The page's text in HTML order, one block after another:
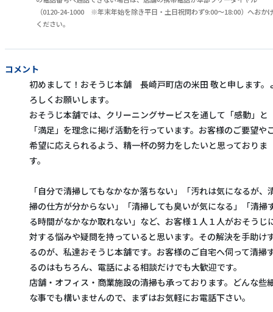
（0120-24-1000 ※年末年始を除き平日・土日祝問わず9:00～18:00）へおか
ください。
コメント
初めまして！おそうじ本舗 長崎戸町店の米田 敬と申します。
ろしくお願いします。
おそうじ本舗では、クリーニングサービスを通して「感動」と
「満足」を理念に掲げ活動を行っています。お客様のご要望や
希望に応えられるよう、精一杯の努力をしたいと思っておりま
す。
「自分で清掃してもなかなか落ちない」「汚れは気になるが、
掃の仕方が分からない」「清掃しても臭いが気になる」「清掃
る時間がなかなか取れない」など、お客様１人１人がおそうじ
対する悩みや疑問を持っていると思います。その解決を手助け
るのが、私達おそうじ本舗です。お客様のご自宅へ伺って清掃
るのはもちろん、電話による相談だけでも大歓迎です。
店舗・オフィス・商業施設の清掃も承っております。どんな些
な事でも構いませんので、まずはお気軽にお電話下さい。